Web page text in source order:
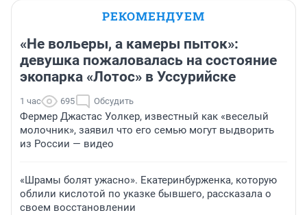
РЕКОМЕНДУЕМ
«Не вольеры, а камеры пыток»:
девушка пожаловалась на состояние
экопарка «Лотос» в Уссурийске
1 час 695 Обсудить
Фермер Джастас Уолкер, известный как «веселый
молочник», заявил что его семью могут выдворить
из России — видео
«Шрамы болят ужасно». Екатеринбурженка, которую
облили кислотой по указке бывшего, рассказала о
своем восстановлении